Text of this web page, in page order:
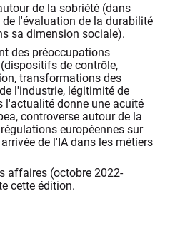
de la sobriété (dans
l'évaluation de la durabilité
sa dimension sociale).
des préoccupations
de contrôle,
transformations des
l'industrie, légitimité de
l'actualité donne une acuité
controverse autour de la
européennes sur
de l'IA dans les métiers
affaires (octobre 2022-
cette édition.